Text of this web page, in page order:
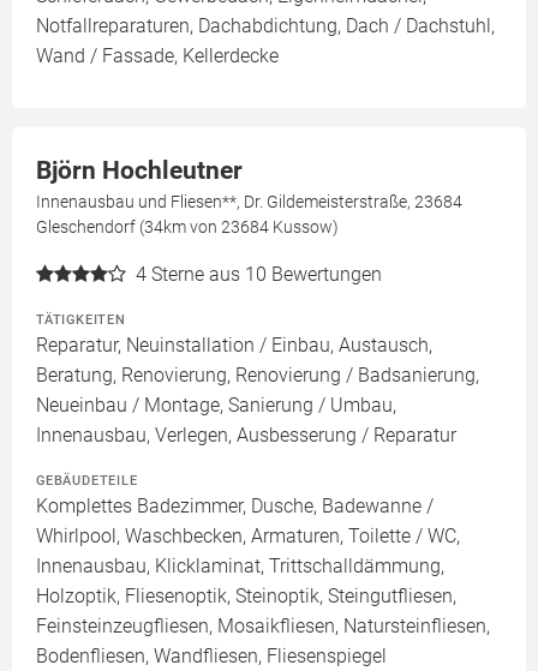
Notfallreparaturen, Dachabdichtung, Dach / Dachstuhl,
Wand / Fassade, Kellerdecke
Björn Hochleutner
Innenausbau und Fliesen**, Dr. Gildemeisterstraße, 23684
Gleschendorf (34km von 23684 Kussow)
4 Sterne aus 10 Bewertungen
TÄTIGKEITEN
Reparatur, Neuinstallation / Einbau, Austausch,
Beratung, Renovierung, Renovierung / Badsanierung,
Neueinbau / Montage, Sanierung / Umbau,
Innenausbau, Verlegen, Ausbesserung / Reparatur
GEBÄUDETEILE
Komplettes Badezimmer, Dusche, Badewanne /
Whirlpool, Waschbecken, Armaturen, Toilette / WC,
Innenausbau, Klicklaminat, Trittschalldämmung,
Holzoptik, Fliesenoptik, Steinoptik, Steingutfliesen,
Feinsteinzeugfliesen, Mosaikfliesen, Natursteinfliesen,
Bodenfliesen, Wandfliesen, Fliesenspiegel